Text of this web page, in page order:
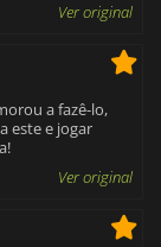
Ver original
a fazê-lo,
este e jogar
Ver original